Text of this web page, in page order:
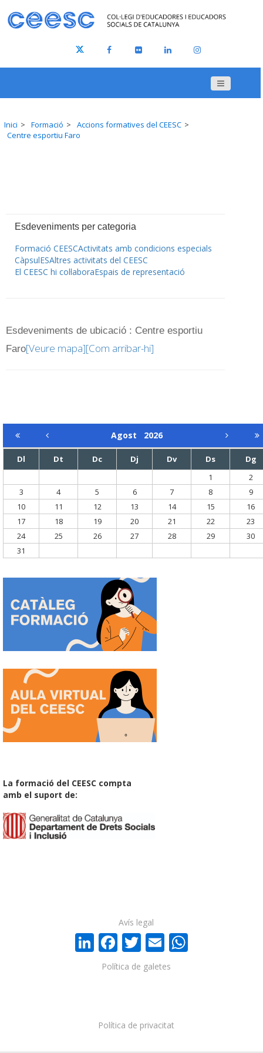
Inici Formació
Accions formatives del CEESC
Centre esportiu Faro
Esdeveniments per categoria
Formació CEESCActivitats amb condicions especials
CàpsulESAltres activitats del CEESC
El CEESC hi col·laboraEspais de representació
Esdeveniments de ubicació : Centre esportiu
Faro[Veure mapa][Com arribar-hi]
Agost 2026
Dl Dt Dc Dj Dv Ds
Dg
1
2
3
4 5 6 7 8
9
10
11 12 13 14 15
16
17
18 19 20 21 22
23
24
25 26 27 28 29
30
31
La formació del CEESC compta
amb el suport de:
LinkedIn
Facebook
Twitter
Email
Política de privacitat
Política de galetes
Avís legal